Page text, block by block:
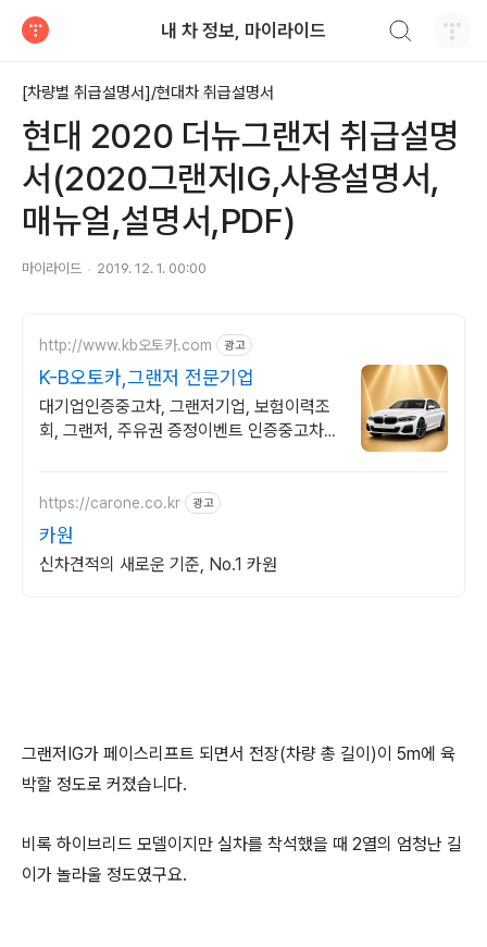
내 차 정보, 마이라이드
[차량별 취급설명서]/현대차 취급설명서
현대 2020 더뉴그랜저 취급설명
서(2020그랜저IG,사용설명서,
매뉴얼,설명서,PDF)
마이라이드 2019. 12. 1. 00:00
http://www.kb오토카.com 광고
K-B오토카,그랜저 전문기업
대기업인증중고차, 그랜저기업, 보험이력조
회, 그랜저, 주유권 증정이벤트 인증중고차 7
https://carone.co.kr 광고
카원
신차견적의 새로운 기준, No.1 카원
그랜저IG가 페이스리프트 되면서 전장(차량 총 길이)이 5m에 육
박할 정도로 커졌습니다.
비록 하이브리드 모델이지만 실차를 착석했을 때 2열의 엄청난 길
이가 놀라울 정도였구요.